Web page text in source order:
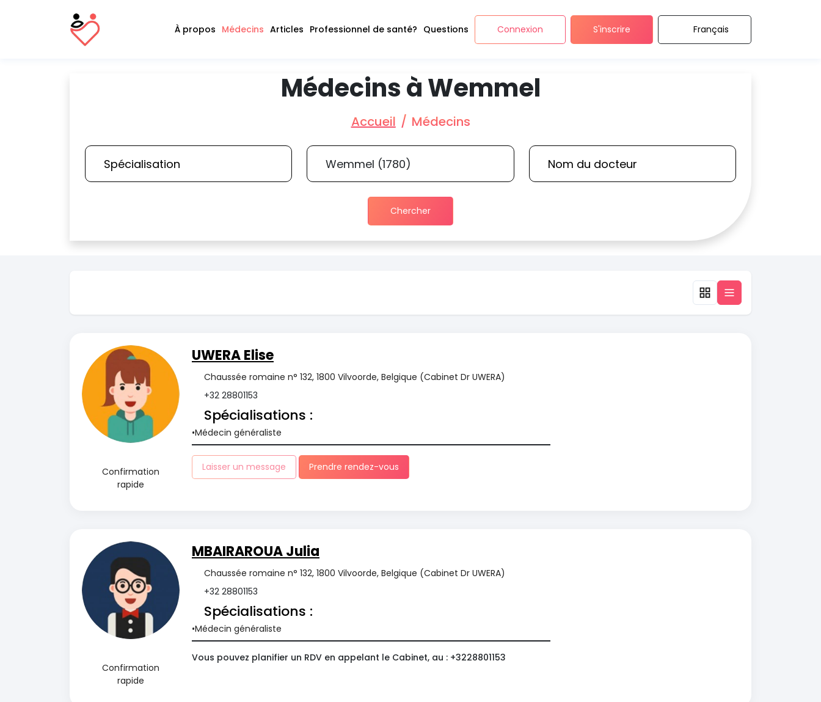
À propos Médecins Articles Professionnel de santé? Questions Connexion S'inscrire Français
Médecins à Wemmel
Accueil Médecins
Chercher
Confirmation
rapide
UWERA Elise
Chaussée romaine n° 132, 1800 Vilvoorde, Belgique (Cabinet Dr UWERA)
+32 28801153
Spécialisations :
Médecin généraliste
Laisser un message Prendre rendez-vous
Confirmation
rapide
MBAIRAROUA Julia
Chaussée romaine n° 132, 1800 Vilvoorde, Belgique (Cabinet Dr UWERA)
+32 28801153
Spécialisations :
Médecin généraliste
Vous pouvez planifier un RDV en appelant le Cabinet, au : +3228801153